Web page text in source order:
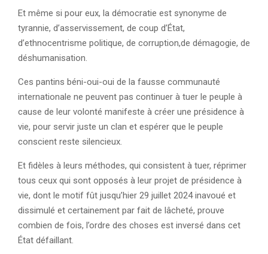
Et même si pour eux, la démocratie est synonyme de
tyrannie, d’asservissement, de coup d’État,
d’ethnocentrisme politique, de corruption,de démagogie, de
déshumanisation.
Ces pantins béni-oui-oui de la fausse communauté
internationale ne peuvent pas continuer à tuer le peuple à
cause de leur volonté manifeste à créer une présidence à
vie, pour servir juste un clan et espérer que le peuple
conscient reste silencieux.
Et fidèles à leurs méthodes, qui consistent à tuer, réprimer
tous ceux qui sont opposés à leur projet de présidence à
vie, dont le motif fût jusqu’hier 29 juillet 2024 inavoué et
dissimulé et certainement par fait de lâcheté, prouve
combien de fois, l’ordre des choses est inversé dans cet
État défaillant.